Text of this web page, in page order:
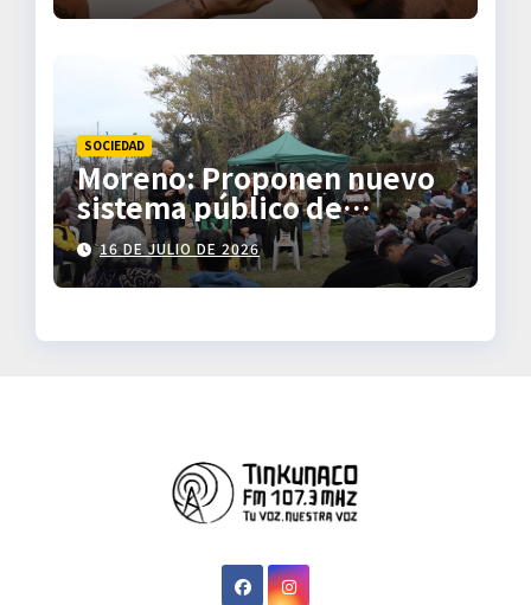
SOCIEDAD
Moreno: Proponen nuevo
sistema público de
transporte
16 DE JULIO DE 2026